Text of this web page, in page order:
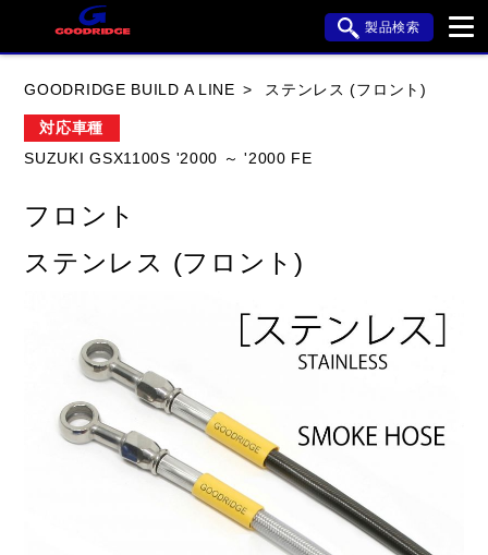
製品検索
HYOSUNG
閉じる
GOODRIDGE BUILD A LINE ステンレス (フロント)
対応車種
SUZUKI GSX1100S '2000 ～ '2000 FE
フロント
ステンレス (フロント)